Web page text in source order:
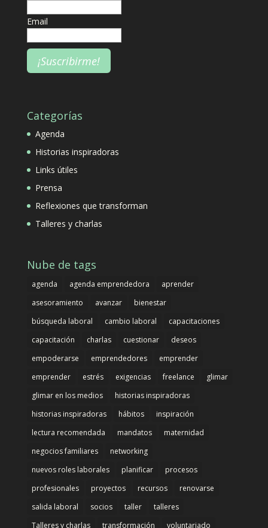
Email
Categorías
Agenda
Historias inspiradoras
Links útiles
Prensa
Reflexiones que transforman
Talleres y charlas
Nube de tags
agenda agenda emprendedora
aprender
asesoramiento
avanzar
bienestar
búsqueda laboral
cambio laboral
capacitaciones
capacitación
charlas cuestionar
deseos
empoderarse
emprendedores
emprender
emprender
estrés exigencias freelance
glimar
glimar en los medios
historias inspiradoras
historias inspiradoras
hábitos
inspiración
lectura recomendada
mandatos
maternidad
negocios familiares
networking
nuevos roles laborales
planificar
procesos
profesionales
proyectos recursos
renovarse
salida laboral
socios taller
talleres
Talleres y charlas
transformación voluntariado